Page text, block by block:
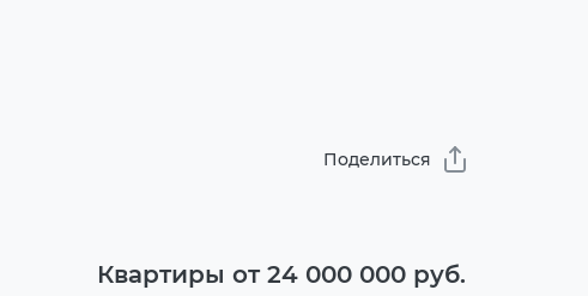
Поделиться
Квартиры от 24 000 000 руб.